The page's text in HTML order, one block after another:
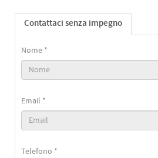
Contattaci senza impegno
Nome *
Email *
Telefono *